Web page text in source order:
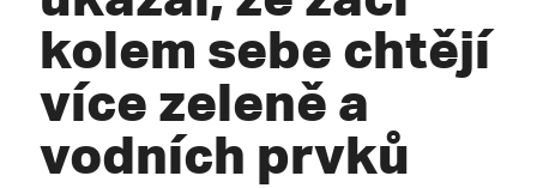
kolem sebe chtějí
více zeleně a
vodních prvků